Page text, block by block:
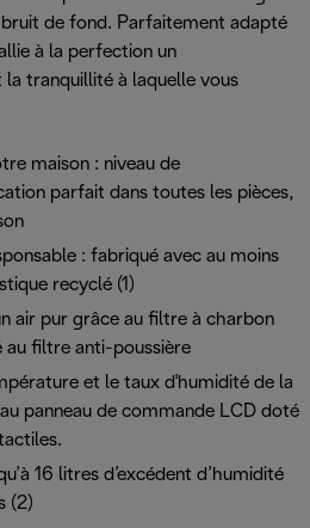
de fond. Parfaitement adapté
à la perfection un
la tranquillité à laquelle vous
maison : niveau de
parfait dans toutes les pièces,
: fabriqué avec au moins
recyclé (1)
air pur grâce au filtre à charbon
au filtre anti-poussière
et le taux d'humidité de la
panneau de commande LCD doté
16 litres d’excédent d’humidité
(2)